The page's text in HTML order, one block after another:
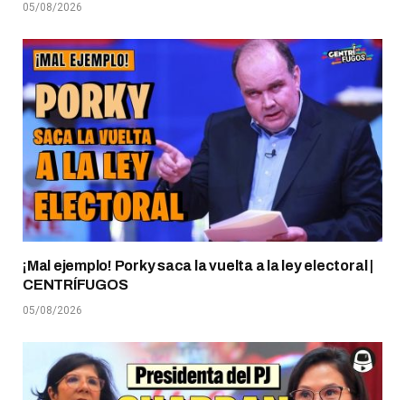
05/08/2026
¡Mal ejemplo! Porky saca la vuelta a la ley electoral |
CENTRÍFUGOS
05/08/2026